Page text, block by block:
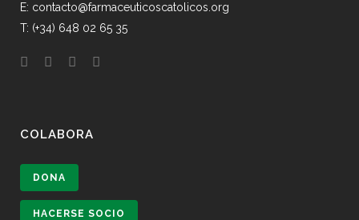
E: contacto@farmaceuticoscatolicos.org
T: (+34) 648 02 65 35
COLABORA
DONA
HACERSE SOCIO